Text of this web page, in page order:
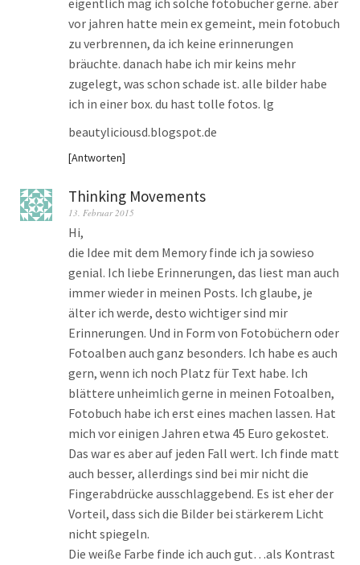
eigentlich mag ich solche fotobücher gerne. aber
vor jahren hatte mein ex gemeint, mein fotobuch
zu verbrennen, da ich keine erinnerungen
bräuchte. danach habe ich mir keins mehr
zugelegt, was schon schade ist. alle bilder habe
ich in einer box. du hast tolle fotos. lg
beautyliciousd.blogspot.de
Antworten
Thinking Movements
13. Februar 2015
Hi,
die Idee mit dem Memory finde ich ja sowieso
genial. Ich liebe Erinnerungen, das liest man auch
immer wieder in meinen Posts. Ich glaube, je
älter ich werde, desto wichtiger sind mir
Erinnerungen. Und in Form von Fotobüchern oder
Fotoalben auch ganz besonders. Ich habe es auch
gern, wenn ich noch Platz für Text habe. Ich
blättere unheimlich gerne in meinen Fotoalben,
Fotobuch habe ich erst eines machen lassen. Hat
mich vor einigen Jahren etwa 45 Euro gekostet.
Das war es aber auf jeden Fall wert. Ich finde matt
auch besser, allerdings sind bei mir nicht die
Fingerabdrücke ausschlaggebend. Es ist eher der
Vorteil, dass sich die Bilder bei stärkerem Licht
nicht spiegeln.
Die weiße Farbe finde ich auch gut…als Kontrast